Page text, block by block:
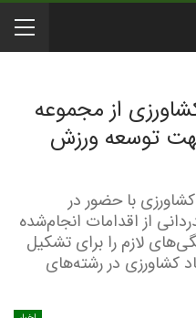
از مجموعه
توسعه ورزش
با حضور در
از اقدامات انجام‌شده
لازم را برای تشکیل
کشاورزی در رشته‌های